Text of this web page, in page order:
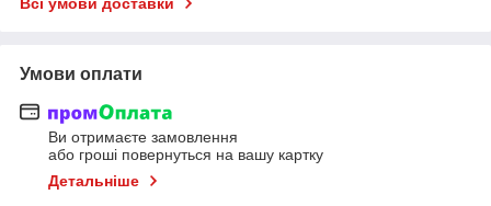
Умови оплати
Ви отримаєте замовлення
або гроші повернуться на вашу картку
Детальніше